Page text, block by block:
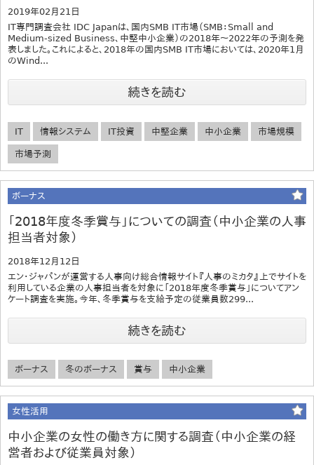
2019年02月21日
IT専門調査会社 IDC Japanは、国内SMB IT市場（SMB：Small and
Medium-sized Business、中堅中小企業）の2018年～2022年の予測を発
表しました。これによると、2018年の国内SMB IT市場においては、2020年1月
のWind...
続きを読む
IT 情報システム IT投資 中堅企業 中小企業 市場規模
市場予測
ボーナス
「2018年度冬季賞与」についての調査（中小企業の人事
担当者対象）
2018年12月12日
エン・ジャパンが運営する人事向け総合情報サイト『人事のミカタ』上でサイトを
利用している企業の人事担当者を対象に「2018年度冬季賞与」についてアン
ケート調査を実施。今年、冬季賞与を支給予定の従業員数299...
続きを読む
ボーナス 冬のボーナス 賞与 中小企業
女性活用
中小企業の女性の働き方に関する調査（中小企業の経
営者および従業員対象）